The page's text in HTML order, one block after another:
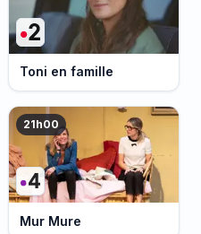
Toni en famille
21h00
Mur Mure